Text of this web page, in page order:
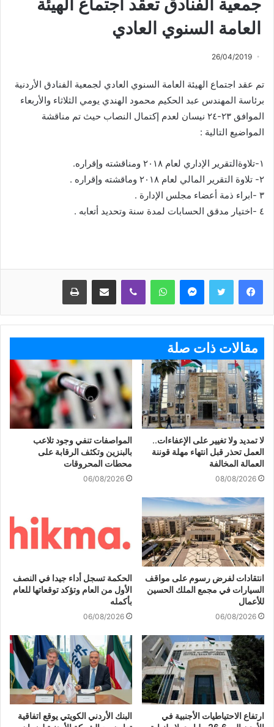
جمعية الفنادق تعقد اجتماع الهيئة
العامة السنوي العادي
26/04/2019
تم عقد اجتماع الهيئة العامة السنوي العادي لجمعية الفنادق الأردنية
برئاسة المهندس عبد الحكيم محمود الهندي يومي الثلاثاء والأربعاء
الموافق ٢٣-٢٤ نيسان لعدم إكتمال النصاب حيث تم مناقشة
المواضيع التالية :
١-تلاوةالتقرير الإداري لعام ٢٠١٨ ومناقشته وإقراره.
٢- تلاوة التقرير المالي لعام ٢٠١٨ وماقشته وإقراره .
٣ -ابراء ذمة أعضاء مجلس الإدارة .
٤ -اختيار مدقق الحسابات لمدة سنة وتحديد أتعابه .
ماسنجر واتساب ڤايبر مشاركة عبر البريد طباعة
مقالات ذات صلة
لا تمديد ولا تغيير على الإعفاءات..
العمل تحذر قبل انتهاء مهلة قوننة
العمالة المخالفة
08/08/2026
المواصفات تنفي وجود تلاعب
بالبنزين وتكثف الرقابة على
محطات المحروقات
06/08/2026
انتقادات لفرض رسوم على مواقف
السيارات في مجمع الملك الحسين
للأعمال
06/08/2026
الحكمة تسجل أداء جيدا في النصف
الأول من العام وتؤكد توقعاتها للعام
بأكمله
06/08/2026
ارتفاع الاحتياطيات الأجنبية في
البنك الأردني الكويتي يوقع اتفاقية